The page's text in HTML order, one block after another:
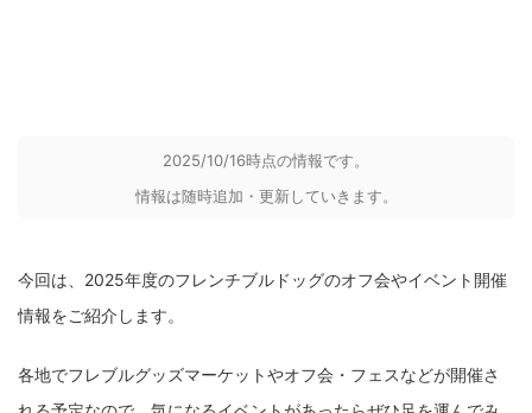
2025/10/16時点の情報です。
情報は随時追加・更新していきます。
今回は、2025年度のフレンチブルドッグのオフ会やイベント開催
情報をご紹介します。
各地でフレブルグッズマーケットやオフ会・フェスなどが開催さ